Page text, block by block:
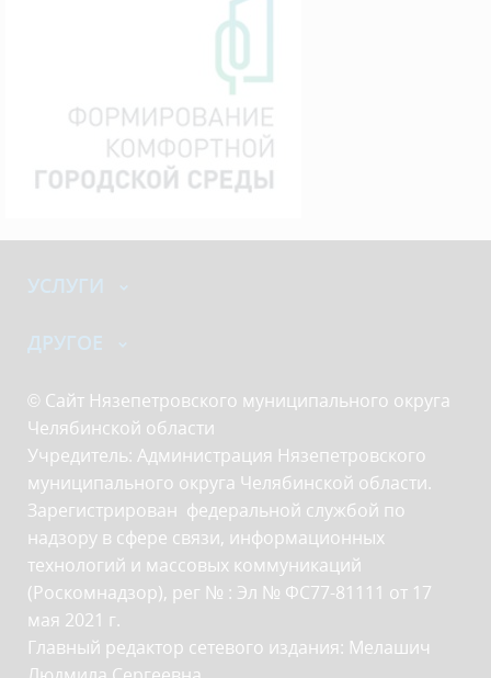
УСЛУГИ
ДРУГОЕ
© Сайт Нязепетровского муниципального округа
Челябинской области
Учредитель: Администрация Нязепетровского
муниципального округа Челябинской области.
Зарегистрирован федеральной службой по
надзору в сфере связи, информационных
технологий и массовых коммуникаций
(Роскомнадзор), рег № : Эл № ФС77-81111 от 17
мая 2021 г.
Главный редактор сетевого издания: Мелашич